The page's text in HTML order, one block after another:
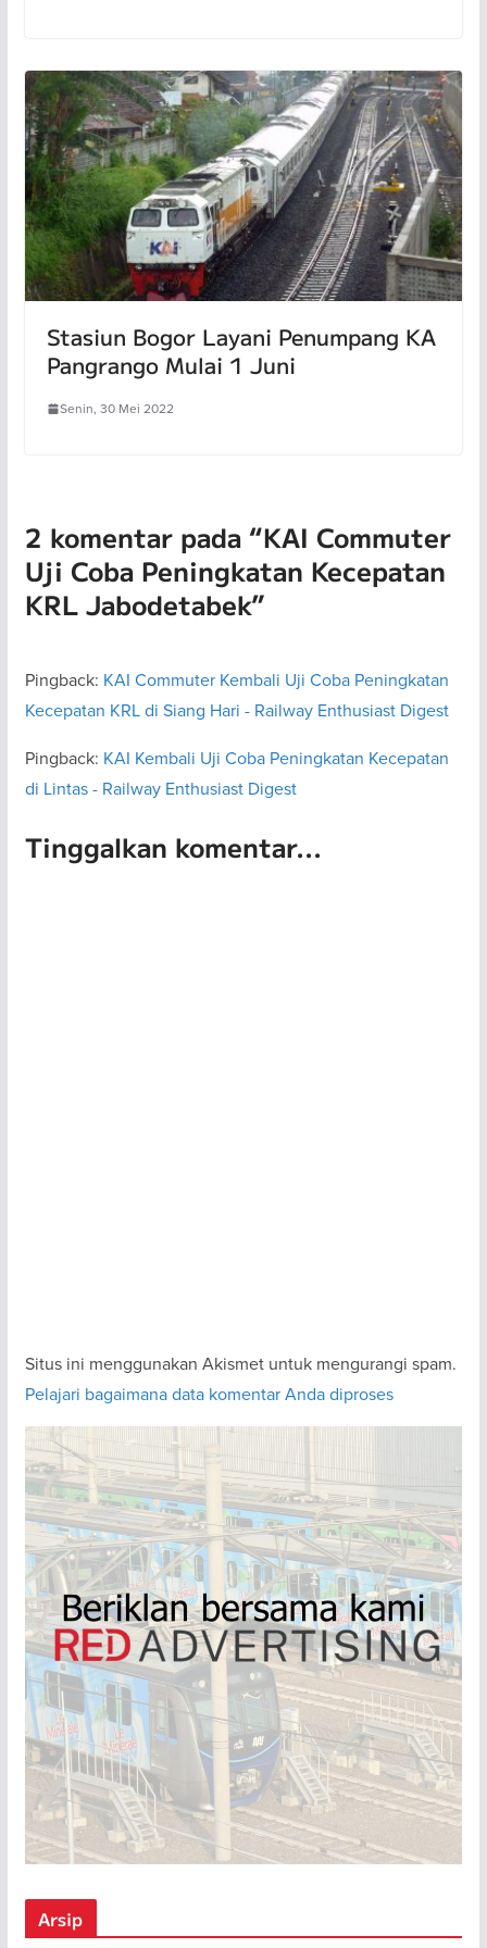
Stasiun Bogor Layani Penumpang KA
Pangrango Mulai 1 Juni
Senin, 30 Mei 2022
2 komentar pada “KAI Commuter
Uji Coba Peningkatan Kecepatan
KRL Jabodetabek”
Pingback: KAI Commuter Kembali Uji Coba Peningkatan
Kecepatan KRL di Siang Hari - Railway Enthusiast Digest
Pingback: KAI Kembali Uji Coba Peningkatan Kecepatan
di Lintas - Railway Enthusiast Digest
Tinggalkan komentar...
Situs ini menggunakan Akismet untuk mengurangi spam.
Pelajari bagaimana data komentar Anda diproses
Arsip